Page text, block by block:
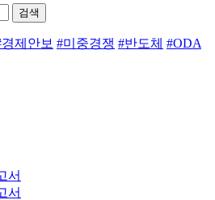
검색
제안보 #미중경쟁 #반도체 #ODA
서
서